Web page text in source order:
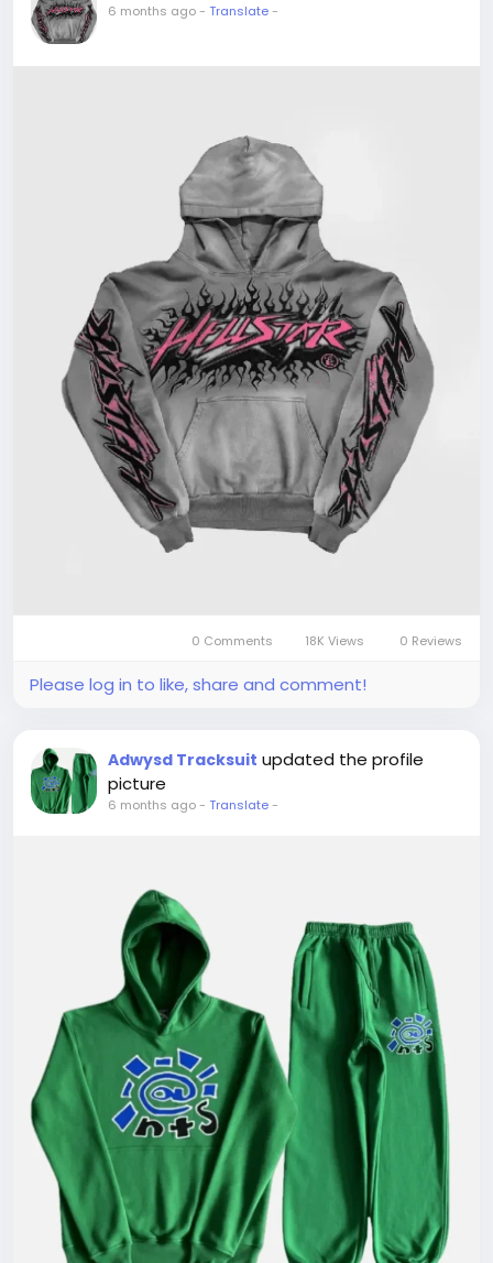
6 months ago- Translate-
0 Comments 18K Views 0 Reviews
Please log in to like, share and comment!
Adwysd Tracksuit updated the profile
picture
6 months ago- Translate-